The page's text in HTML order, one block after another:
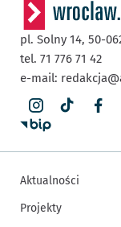
pl. Solny 14, 50-
tel. 71 776 71 42
e-mail:
Aktualności
Projekty